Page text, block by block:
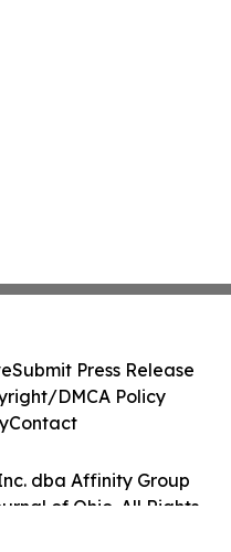
dba Affinity Group
of Ohio. All Rights
Submit Press Release
DMCA Policy
Contact